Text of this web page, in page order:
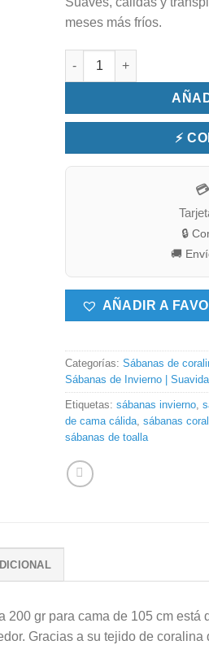
meses más fríos.
Juego de sábanas
⚡
🔒
🚚
AÑADIR A
Categorías:Sábanas de
Sábanas de Invierno |
Etiquetas:sábanas invierno,
de cama cálida,sábanas
sábanas de toalla
200 gr para cama de 105 cm está
Gracias a su tejido de coralina